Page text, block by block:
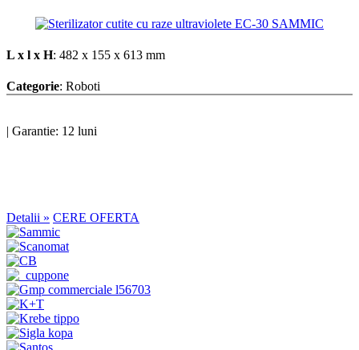
L x l x H: 482 x 155 x 613 mm
Categorie: Roboti
| Garantie: 12 luni
Detalii » CERE OFERTA